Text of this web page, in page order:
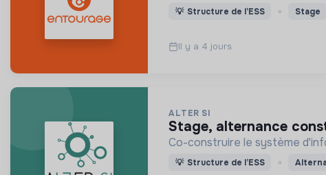
💡 Structure de l’ESS Stage
Il y a 4 jours
ALTER SI
stage, alternance
Co-construire le système
💡 Structure de l’ESS